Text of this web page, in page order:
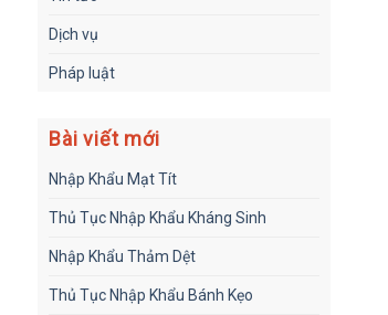
Dịch vụ
Pháp luật
Bài viết mới
Nhập Khẩu Mạt Tít
Thủ Tục Nhập Khẩu Kháng Sinh
Nhập Khẩu Thảm Dệt
Thủ Tục Nhập Khẩu Bánh Kẹo